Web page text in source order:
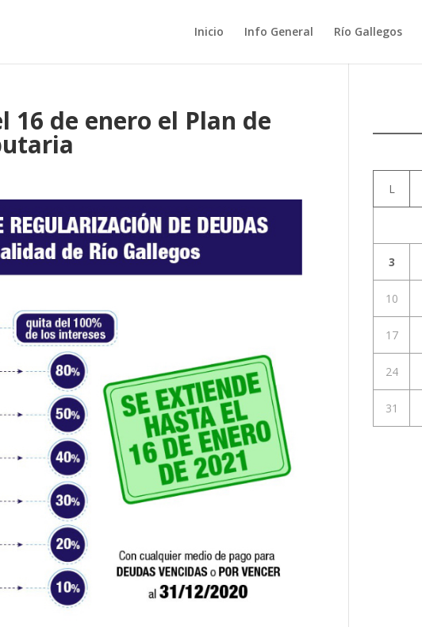
Inicio Info General Río Gallegos
16 de enero el Plan de
L
3
10
17
24
31